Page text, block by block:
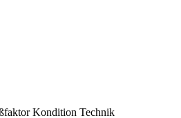
Kondition Technik